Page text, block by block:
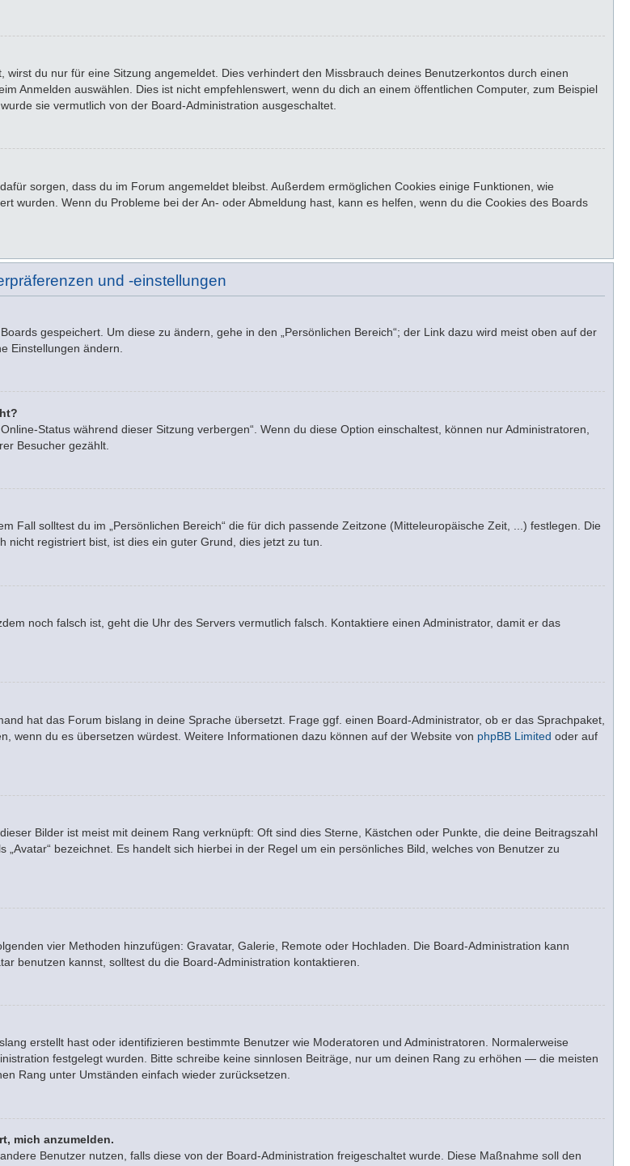
du nur für eine Sitzung angemeldet. Dies verhindert den Missbrauch deines Benutzerkontos durch einen
Anmelden auswählen. Dies ist nicht empfehlenswert, wenn du dich an einem öffentlichen Computer, zum Beispiel
sie vermutlich von der Board-Administration ausgeschaltet.
sorgen, dass du im Forum angemeldet bleibst. Außerdem ermöglichen Cookies einige Funktionen, wie
wurden. Wenn du Probleme bei der An- oder Abmeldung hast, kann es helfen, wenn du die Cookies des Boards
und -einstellungen
gespeichert. Um diese zu ändern, gehe in den „Persönlichen Bereich“; der Link dazu wird meist oben auf der
Einstellungen ändern.
Status während dieser Sitzung verbergen“. Wenn du diese Option einschaltest, können nur Administratoren,
Besucher gezählt.
Fall solltest du im „Persönlichen Bereich“ die für dich passende Zeitzone (Mitteleuropäische Zeit, ...) festlegen. Die
registriert bist, ist dies ein guter Grund, dies jetzt zu tun.
noch falsch ist, geht die Uhr des Servers vermutlich falsch. Kontaktiere einen Administrator, damit er das
hat das Forum bislang in deine Sprache übersetzt. Frage ggf. einen Board-Administrator, ob er das Sprachpaket,
wenn du es übersetzen würdest. Weitere Informationen dazu können auf der Website von phpBB Limited oder auf
Bilder ist meist mit deinem Rang verknüpft: Oft sind dies Sterne, Kästchen oder Punkte, die deine Beitragszahl
bezeichnet. Es handelt sich hierbei in der Regel um ein persönliches Bild, welches von Benutzer zu
vier Methoden hinzufügen: Gravatar, Galerie, Remote oder Hochladen. Die Board-Administration kann
benutzen kannst, solltest du die Board-Administration kontaktieren.
erstellt hast oder identifizieren bestimmte Benutzer wie Moderatoren und Administratoren. Normalerweise
festgelegt wurden. Bitte schreibe keine sinnlosen Beiträge, nur um deinen Rang zu erhöhen — die meisten
Rang unter Umständen einfach wieder zurücksetzen.
mich anzumelden.
Benutzer nutzen, falls diese von der Board-Administration freigeschaltet wurde. Diese Maßnahme soll den